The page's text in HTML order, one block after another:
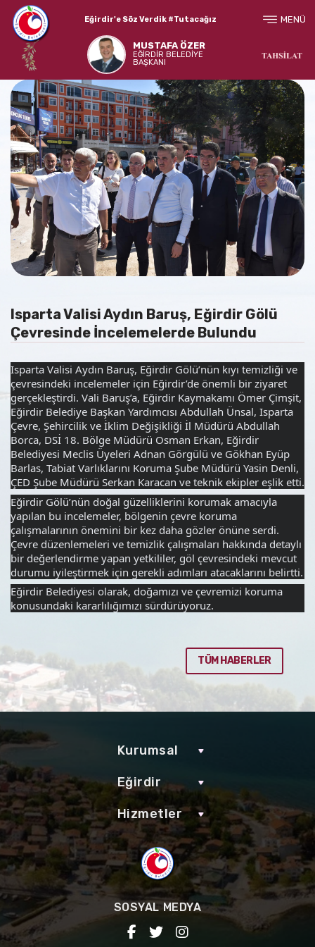
Eğirdir'e Söz Verdik #Tutacağız
MUSTAFA ÖZER
EĞİRDİR BELEDİYE
BAŞKANI
MENÜ
Isparta Valisi Aydın Baruş, Eğirdir Gölü
Çevresinde İncelemelerde Bulundu
Isparta Valisi Aydın Baruş, Eğirdir Gölü’nün kıyı temizliği ve
çevresindeki incelemeler için Eğirdir’de önemli bir ziyaret
gerçekleştirdi. Vali Baruş’a, Eğirdir Kaymakamı Ömer Çimşit,
Eğirdir Belediye Başkan Yardımcısı Abdullah Ünsal, Isparta
Çevre, Şehircilik ve İklim Değişikliği İl Müdürü Abdullah
Borca, DSİ 18. Bölge Müdürü Osman Erkan, Eğirdir
Barlas, Tabiat Varlıklarını Koruma Şube Müdürü Yasin Denli,
ÇED Şube Müdürü Serkan Karacan ve teknik ekipler eşlik etti.
Eğirdir Gölü’nün doğal güzelliklerini korumak amacıyla
yapılan bu incelemeler, bölgenin çevre koruma
çalışmalarının önemini bir kez daha gözler önüne serdi.
Çevre düzenlemeleri ve temizlik çalışmaları hakkında detaylı
bir değerlendirme yapan yetkililer, göl çevresindeki mevcut
durumu iyileştirmek için gerekli adımları atacaklarını belirtti.
Eğirdir Belediyesi olarak, doğamızı ve çevremizi koruma
konusundaki kararlılığımızı sürdürüyoruz.
TÜM HABERLER
Kurumsal
Eğirdir
Hizmetler
SOSYAL MEDYA